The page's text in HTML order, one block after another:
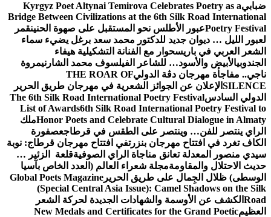
ضبابيKyrgyz Poet Altynai Temirova Celebrates Poetry as a
Bridge Between Civilizations at the 6th Silk Road International
Poetry Festivalعبور الأطلس نحو المستقبل على صهوة الحنينقمر
لعبور الليل … ديوان جديد للدكتور محمد سعد برغل يضيء سماء
الشعر العربي في باريسحوار مع الفنانة التشكيلية هيفاء
الجندوبيالأبيض والأسود… للشاعر الفيلسوف محمد الشارنيمروة
ناجي.. مفاجأة مهرجان دڨة الدوليTHE ROAR OF
SILENCE الإعلان عن الجوائز الشعرية في مهرجان طريق الحرير
الدولي السادسThe 6th Silk Road International Poetry Festival
List of Awards6th Silk Road International Poetry Festival to
Honor Poets and Celebrate Cultural Dialogue in Almatyملك
الراي ينتصر للفن… وينتصر على الطقس في قرطاجعصفورة
الكاف تغرد في افتتاح مهرجان بنزرتفي افتتاح مهرجان قرطاج: نوبة
سيدي منصور المعدلة تعانق مناجاة الراي الصوفيةقلعة الزئير …
حديث الاحتلال والمقاومةمجلة شعراء العالم (العدد الخاص بآسيا
الوسطى) ظلال الجِمال على طريق الحرير Global Poets Magazine
(Special Central Asia Issue): Camel Shadows on the Silk
Road الكشف عن الأوسمة والشهادات الجديدة لحركة الشعر
العظيمNew Medals and Certificates for the Grand Poetic